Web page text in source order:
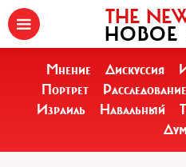
THE
НОВОЕ
Мнение Дискуссия
Портрет
Расследование
Израиль
Навальный